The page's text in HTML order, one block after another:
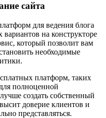
сайта
для ведения блога
на конструкторе
который позволит вам
необходимые
платформ, таких
полноценной
создать собственный
доверие клиентов и
представляться.